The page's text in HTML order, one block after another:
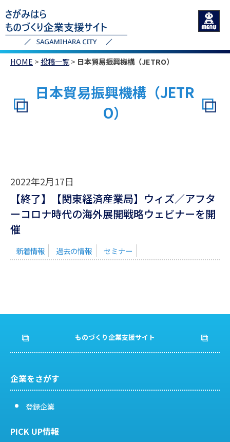
HOME >投稿一覧> 日本貿易振興機構（JETRO）
日本貿易振興機構（JETR
O）
2022年2月17日
【終了】【関東経済産業局】ウィズ／アフタ
ーコロナ時代の海外展開戦略ウェビナーを開
催
新着情報 過去の情報 セミナー
ものづくり企業支援サイト
企業をさがす
登録企業
PICK UP情報